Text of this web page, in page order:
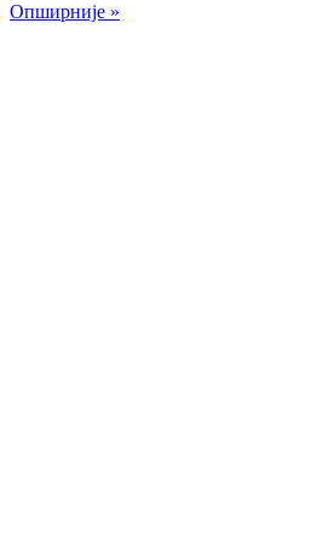
Опширније »